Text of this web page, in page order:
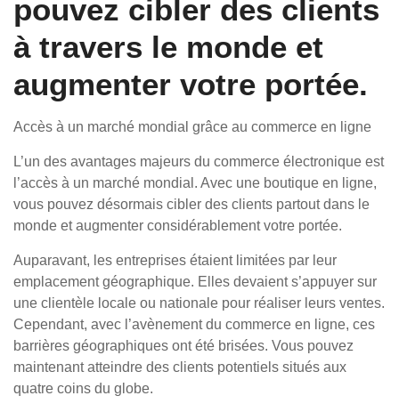
pouvez cibler des clients
à travers le monde et
augmenter votre portée.
Accès à un marché mondial grâce au commerce en ligne
L’un des avantages majeurs du commerce électronique est
l’accès à un marché mondial. Avec une boutique en ligne,
vous pouvez désormais cibler des clients partout dans le
monde et augmenter considérablement votre portée.
Auparavant, les entreprises étaient limitées par leur
emplacement géographique. Elles devaient s’appuyer sur
une clientèle locale ou nationale pour réaliser leurs ventes.
Cependant, avec l’avènement du commerce en ligne, ces
barrières géographiques ont été brisées. Vous pouvez
maintenant atteindre des clients potentiels situés aux
quatre coins du globe.